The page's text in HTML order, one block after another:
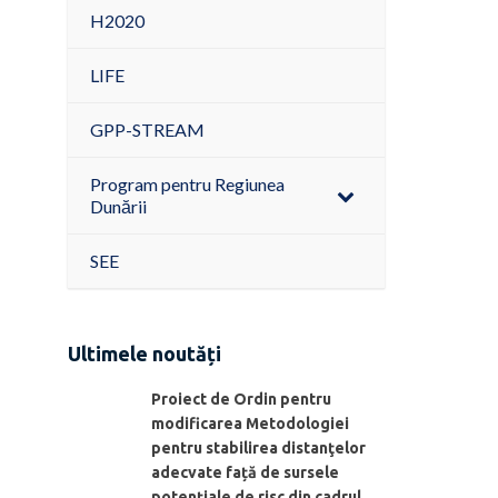
H2020
LIFE
GPP-STREAM
Program pentru Regiunea
Dunării
SEE
Ultimele noutăți
Proiect de Ordin pentru
modificarea Metodologiei
pentru stabilirea distanţelor
adecvate față de sursele